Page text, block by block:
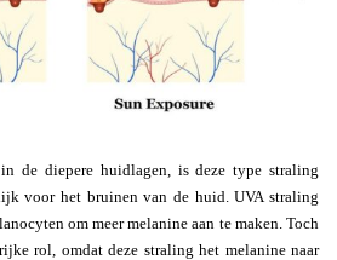
de diepere huidlagen, is deze type straling
voor het bruinen van de huid. UVA straling
om meer melanine aan te maken. Toch
rol, omdat deze straling het melanine naar